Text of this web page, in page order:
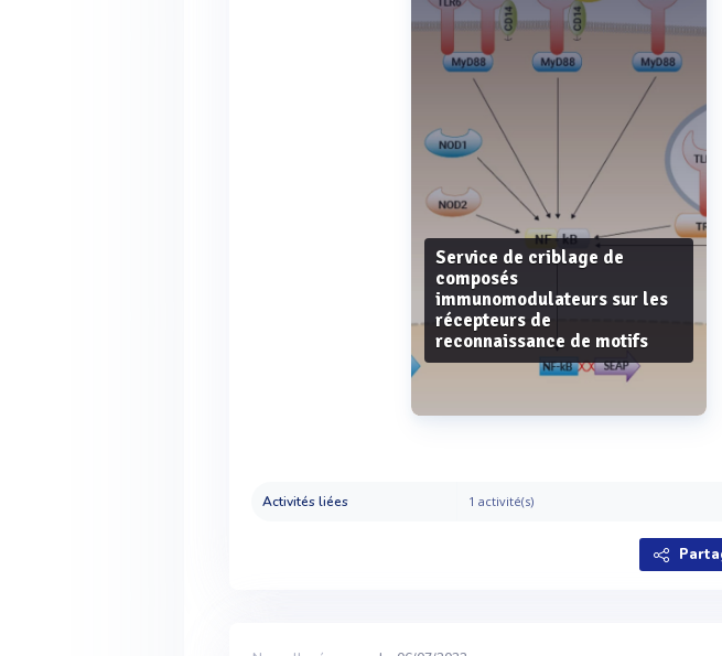
Service de criblage de
composés
immunomodulateurs sur les
récepteurs de
reconnaissance de motifs
Voir plus
Activités liées 1 activité(s)